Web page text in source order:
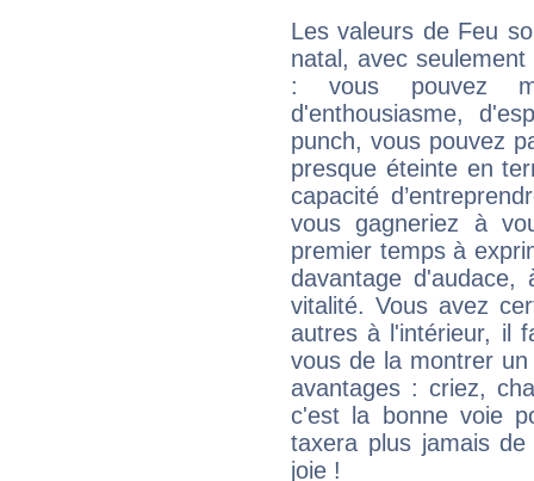
Les valeurs de Feu
natal, avec
: vous pouvez
d'enthousiasme,
punch, vous pouvez
presque éteinte en
capacité
vous gagneriez à
premier temps à
davantage
vitalité. Vous avez
autres à l'intérieur, il
vous de la montrer
avantages : criez,
c'est la bonne voie
taxera plus jamais
joie !